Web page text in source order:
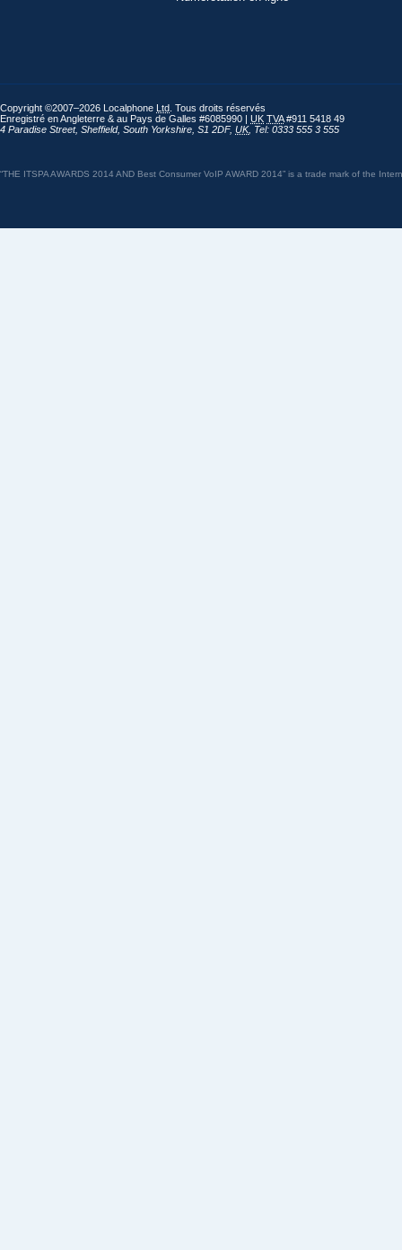
Copyright ©2007–2026 Localphone Ltd . Tous droits réservés
Enregistré en Angleterre & au Pays de Galles #6085990 | UK TVA#911 5418 49
4 Paradise Street, Sheffield, South Yorkshire S1 2DF, UK, Tel: 0333 555 3 555
“THE ITSPA AWARDS 2014 AND Best Consumer VoIP AWARD 2014” is a trade mark of the